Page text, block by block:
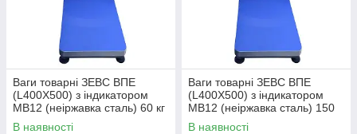
Ваги товарні ЗЕВС ВПЕ
(L400Х500) з індикатором
MB12 (неіржавка сталь) 60 кг
В наявності
Ваги товарні ЗЕВС ВПЕ
(L400Х500) з індикатором
MB12 (неіржавка сталь) 150
кг
В наявності